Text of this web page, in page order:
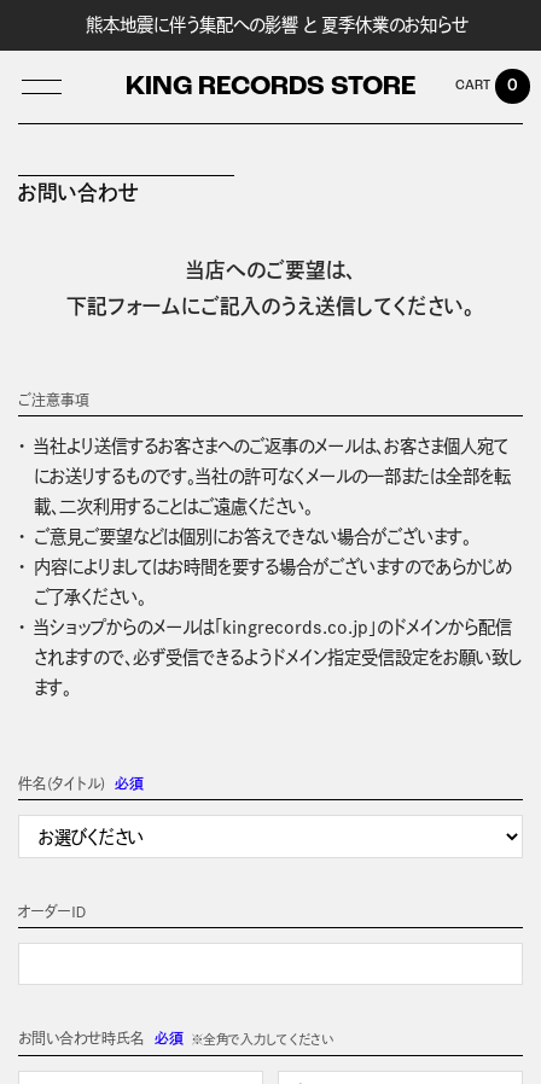
熊本地震に伴う集配への影響 と 夏季休業のお知らせ
KING RECORDS STORE 0
お問い合わせ
当店へのご要望は、
下記フォームにご記入のうえ送信してください。
ご注意事項
当社より送信するお客さまへのご返事のメールは、お客さま個人宛て
にお送りするものです。当社の許可なくメールの一部または全部を転
載、二次利用することはご遠慮ください。
ご意見ご要望などは個別にお答えできない場合がございます。
内容によりましてはお時間を要する場合がございますのであらかじめ
ご了承ください。
当ショップからのメールは「kingrecords.co.jp」のドメインから配信
されますので、必ず受信できるようドメイン指定受信設定をお願い致し
ます。
件名(タイトル) 必須
オーダーＩＤ
お問い合わせ時氏名 必須 ※全角で入力してください